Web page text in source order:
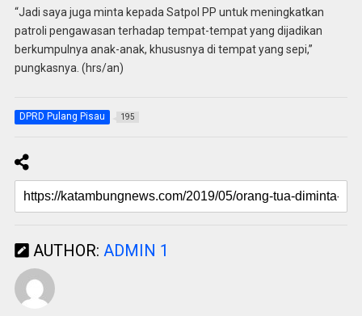
“Jadi saya juga minta kepada Satpol PP untuk meningkatkan
patroli pengawasan terhadap tempat-tempat yang dijadikan
berkumpulnya anak-anak, khususnya di tempat yang sepi,”
pungkasnya. (hrs/an)
DPRD Pulang Pisau 195
AUTHOR: ADMIN 1